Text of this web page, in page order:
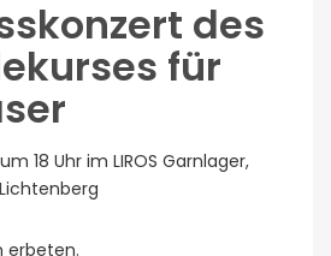
des
für
18 Uhr im LIROS Garnlager,
erbeten.